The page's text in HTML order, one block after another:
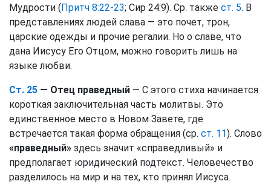
Мудрости ( Притч 8:22-23; Сир 24:9). Ср. также ст. 5. В
представлениях людей слава — это почет, трон,
царские одежды и прочие регалии. Но о славе, что
дана Иисусу Его Отцом, можно говорить лишь на
языке любви.
Ст. 25 — Отец праведный — С этого стиха начинается
короткая заключительная часть молитвы. Это
единственное место в Новом Завете, где
встречается такая форма обращения (ср. ст. 11). Слово
«праведный» здесь значит «справедливый» и
предполагает юридический подтекст. Человечество
разделилось на мир и на тех, кто принял Иисуса.